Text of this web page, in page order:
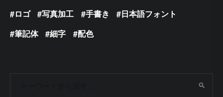
ロゴ
写真加工 手書き
日本語フォント
筆記体
細字 配色